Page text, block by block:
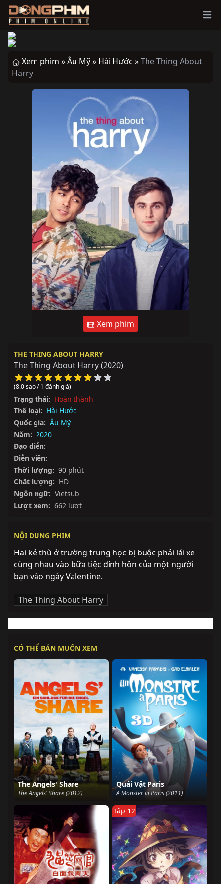
Xem phim »Âu Mỹ » Hài Hước »The Thing About
Harry
Xem phim
THE THING ABOUT HARRY
The Thing About Harry(2020)
(8.0 sao / 1 đánh giá)
Trạng thái: Hoàn thành
Thể loại: Hài Hước
Quốc gia: Âu Mỹ
Năm: 2020
Đạo diễn:
Diễn viên:
Thời lượng: 90 phút
Chất lượng: HD
Ngôn ngữ: Vietsub
Lượt xem: 662 lượt
NỘI DUNG PHIM
Hai kẻ thù ở trường trung học bị buộc phải lái xe
cùng nhau vào bữa tiệc đính hôn của một người
bạn vào ngày Valentine.
The Thing About Harry
CÓ THỂ BẢN MUỐN XEM
The Angels' Share
The Angels' Share (2012)
Quái Vật Paris
A Monster in Paris (2011)
Tập 12